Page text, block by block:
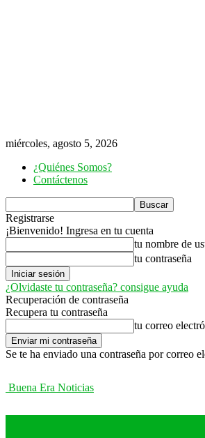
miércoles, agosto 5, 2026
¿Quiénes Somos?
Contáctenos
Registrarse
¡Bienvenido! Ingresa en tu cuenta
tu nombre de
tu contraseña
¿Olvidaste tu contraseña? consigue ayuda
Recuperación de contraseña
Recupera tu contraseña
tu correo
Se te ha enviado una contraseña por correo
Buena Era Noticias